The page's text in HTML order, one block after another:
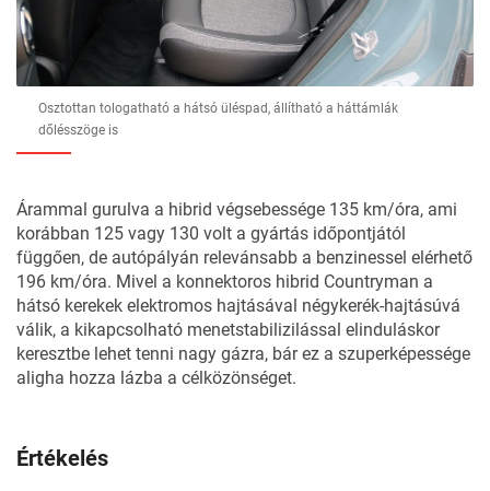
Osztottan tologatható a hátsó üléspad, állítható a háttámlák
dőlésszöge is
Árammal gurulva a hibrid végsebessége 135 km/óra, ami
korábban 125 vagy 130 volt a gyártás időpontjától
függően, de autópályán relevánsabb a benzinessel elérhető
196 km/óra. Mivel a konnektoros hibrid Countryman a
hátsó kerekek elektromos hajtásával négykerék-hajtásúvá
válik, a kikapcsolható menetstabilizilással elinduláskor
keresztbe lehet tenni nagy gázra, bár ez a szuperképessége
aligha hozza lázba a célközönséget.
Értékelés